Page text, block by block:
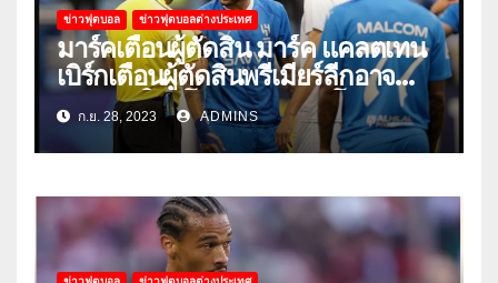
ข่าวฟุตบอล ข่าวฟุตบอลต่างประเทศ
มาร์คเตือนผู้ตัดสิน มาร์ค แคลตเทน
เบิร์กเตือนผู้ตัดสินพรีเมียร์ลีกอาจ
‘ยอมแพ้ในยูโรหรือฟุตบอลโลก’
ก.ย. 28, 2023 ADMINS